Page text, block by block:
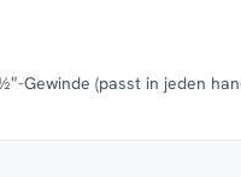
Gewinde (passt in jeden